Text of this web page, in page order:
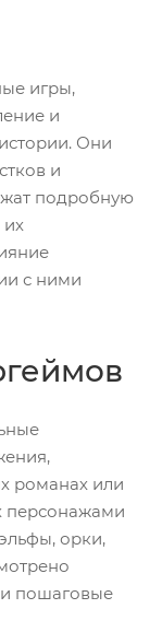
игры,
и
Они
и
подробную
с ними
романах или
персонажами
орки,
и пошаговые